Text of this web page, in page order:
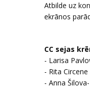
Atbilde uz
ekrānos
CC sejas
- Larisa
- Rita Circene
- Anna